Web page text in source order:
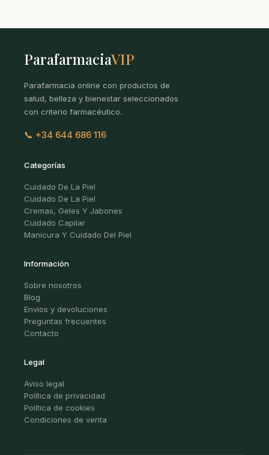
ParafarmaciaVIP
Parafarmacia online con productos de
salud, belleza y bienestar seleccionados
con criterio farmacéutico.
📞 +34 644 686 116
Categorías
Cuidado De La Piel
Cuidado De La Piel
Cremas, Geles Y Jabones
Cuidado Capilar
Manicura Y Cuidado Del Piel
Información
Sobre nosotros
Blog
Envíos y devoluciones
Preguntas frecuentes
Contacto
Legal
Aviso legal
Política de privacidad
Política de cookies
Condiciones de venta